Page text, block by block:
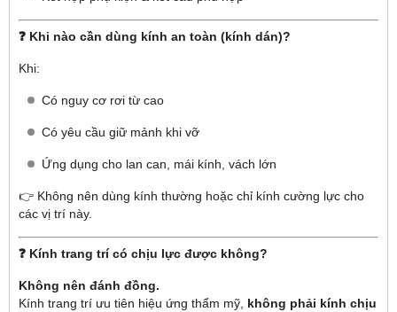
❓ Khi nào cần dùng kính an toàn (kính dán)?
Khi:
Có nguy cơ rơi từ cao
Có yêu cầu giữ mảnh khi vỡ
Ứng dụng cho lan can, mái kính, vách lớn
👉 Không nên dùng kính thường hoặc chỉ kính cường lực cho
các vị trí này.
❓ Kính trang trí có chịu lực được không?
Không nên đánh đồng.
Kính trang trí ưu tiên hiệu ứng thẩm mỹ, không phải kính chịu